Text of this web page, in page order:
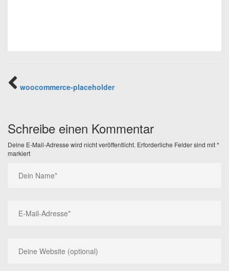
woocommerce-placeholder
Schreibe einen Kommentar
Deine E-Mail-Adresse wird nicht veröffentlicht. Erforderliche Felder sind mit*
markiert